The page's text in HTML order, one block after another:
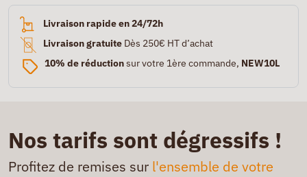
Livraison rapide en 24/72h
Livraison gratuite Dès 250€ HT d’achat
10% de réductionsur votre 1ère commande, NEW10L
Nos tarifs sont dégressifs !
Profitez de remises sur l'ensemble de votre